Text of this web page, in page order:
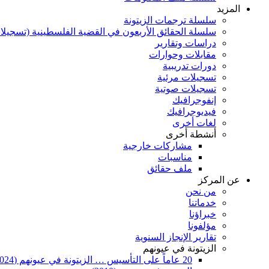
المزيد
سلسلة ترجمات الزيتونة
سلسلة الحقائق الأربعون في القضية الفلسطينية
دراسات وتقارير
مقابلات وحوارات
دورات تدريبية
تسجيلات مرئية
تسجيلات صوتية
إنفوجرافيك
فيديوجرافيك
لغات أخرى
أنشطة أخرى
مشاركات خارجية
مناسبات
ملف حقائق
عن المركز
من نحن
خدماتنا
خبراؤنا
مؤلفونا
تقارير الإنجاز السنوية
الزيتونة في عيونهم
20 عاماً على التأسيس … الزيتونة في عيونهم (2024)